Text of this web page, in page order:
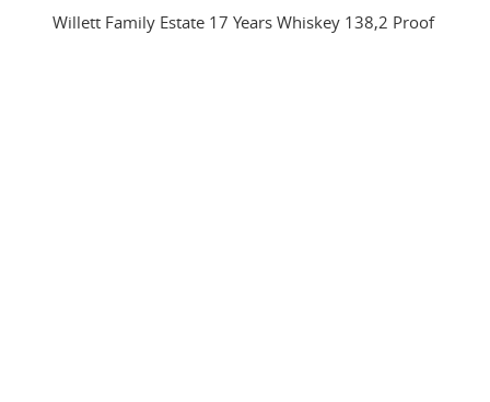
Willett Family Estate 17 Years Whiskey 138,2 Proof